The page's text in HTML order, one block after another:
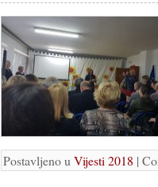
Postavljeno u Vijesti 2018 |